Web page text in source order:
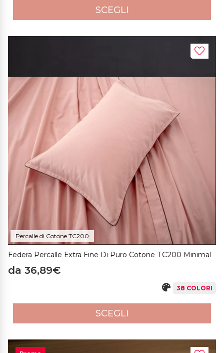
SCEGLI
Percalle di Cotone TC200
Federa Percalle Extra Fine Di Puro Cotone TC200 Minimal
da 36,89€
38 COLORI
SCEGLI